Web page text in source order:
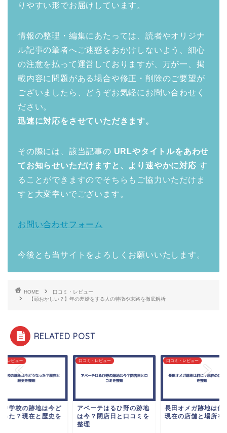
りやすい形でお届けしています。
情報の整理・編集にあたっては、読者やオリジナ
ル記事の筆者へご迷惑をおかけしないよう、細心
の注意を払って運営しておりますが、万が一、掲
載内容に問題がある場合や修正・削除のご要望が
ございましたら、どうぞお気軽にお問い合わせく
ださい。
迅速に対応をさせていただきます。
その際には、該当記事の URLやタイトルをあわせ
てお知らせいただけますと、より速やかに対応 す
ることができますのでそちらもご協力いただけま
すと大変幸いでございます。
お問い合わせフォーム
今後とも当サイトをよろしくお願いいたします。
HOME
口コミ・レビュー
【頭おかしい？】年の差婚をする人の特徴や末路を徹底解析
RELATED POST
・レビュー
中学校の跡地は今ど
った？現在と歴史を
口コミ・レビュー
アベーテはるひ野の跡地
は今？閉店日と口コミを
整理
口コミ・レビュー
長田オメガ跡地は何
現在の店舗と場所を